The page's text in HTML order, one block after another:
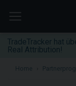
TradeTracker hat
Real Attribution!
Home